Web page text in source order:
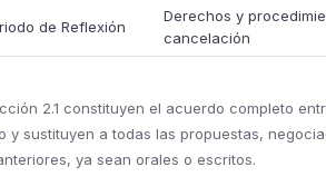
de Reflexión
Derechos y
cancelación
2.1 constituyen el acuerdo completo
sustituyen a todas las propuestas,
ya sean orales o escritos.